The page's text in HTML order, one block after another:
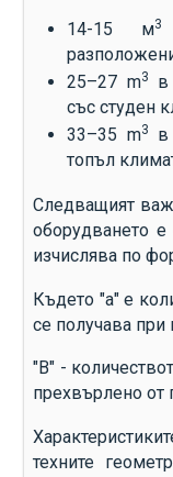
14-15 м
25–27 m3
в
със студен
33–35 m3
в
топъл
Следващият
оборудването е
изчислява по
Където "а" е
се получава при
"B" -
прехвърлено от
техните